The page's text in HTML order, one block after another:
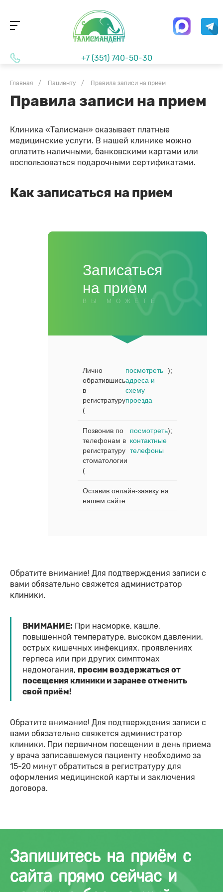
+7 (351) 740-50-30
Главная / Пациенту / Правила записи на прием
Правила записи на прием
Клиника «Талисман» оказывает платные
медицинские услуги. В нашей клинике можно
оплатить наличными, банковскими картами или
воспользоваться подарочными сертификатами.
Как записаться на прием
Записаться
на прием
ВЫ МОЖЕТЕ
Лично
обратившись
в
регистратуру
(
посмотреть
адреса и
схему
проезда
);
Позвонив по
телефонам в
регистратуру
стоматологии
(
посмотреть
контактные
телефоны
);
Оставив онлайн-заявку на
нашем сайте.
Обратите внимание! Для подтверждения записи с
вами обязательно свяжется администратор
клиники.
ВНИМАНИЕ: При насморке, кашле,
повышенной температуре, высоком давлении,
острых кишечных инфекциях, проявлениях
герпеса или при других симптомах
недомогания, просим воздержаться от
посещения клиники и заранее отменить
свой приём!
Обратите внимание! Для подтверждения записи с
вами обязательно свяжется администратор
клиники. При первичном посещении в день приема
у врача записавшемуся пациенту необходимо за
15-20 минут обратиться в регистратуру для
оформления медицинской карты и заключения
договора.
Запишитесь на приём с
сайта прямо сейчас и